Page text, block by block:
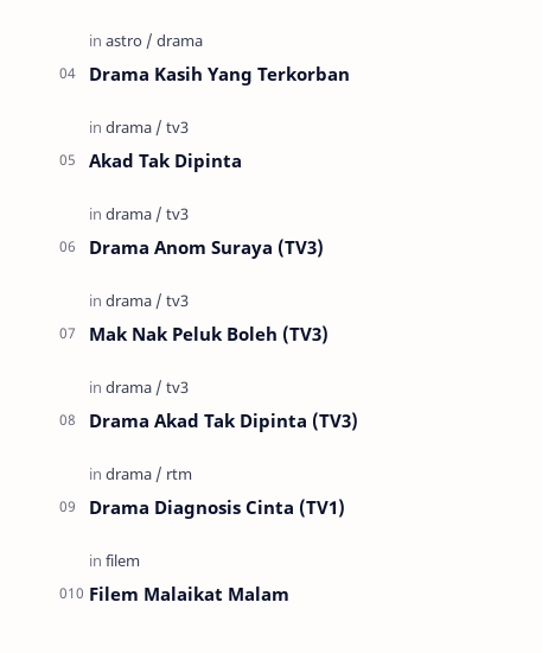
Drama Kasih Yang Terkorban
Akad Tak Dipinta
Drama Anom Suraya (TV3)
Mak Nak Peluk Boleh (TV3)
Drama Akad Tak Dipinta (TV3)
Drama Diagnosis Cinta (TV1)
Filem Malaikat Malam